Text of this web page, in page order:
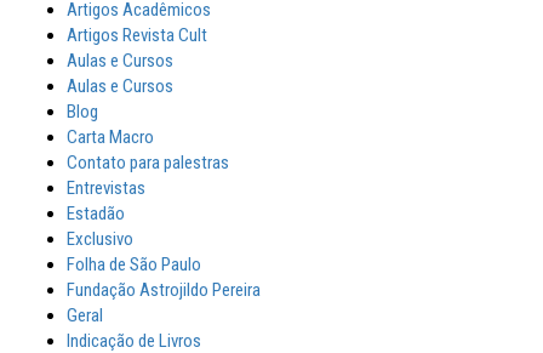
Artigos Acadêmicos
Artigos Revista Cult
Aulas e Cursos
Aulas e Cursos
Blog
Carta Macro
Contato para palestras
Entrevistas
Estadão
Exclusivo
Folha de São Paulo
Fundação Astrojildo Pereira
Geral
Indicação de Livros